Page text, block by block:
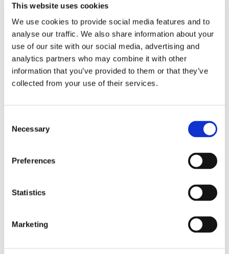
This website uses cookies
We use cookies to provide social media features and to
analyse our traffic. We also share information about your
use of our site with our social media, advertising and
analytics partners who may combine it with other
information that you’ve provided to them or that they’ve
collected from your use of their services.
Selection
Necessary
Preferences
Statistics
Marketing
Zugehörige Ausstellungen
Velvet Terrorism: Pussy Riot’s
Russia
6.9.24 – 29.6.25
Leave this field empty
Abonnieren Sie unseren Newsletter